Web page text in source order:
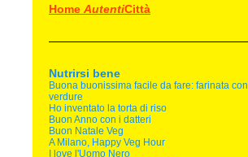
Home AutentiCittà
Nutrirsi bene
Buona buonissima facile da fare: farinata con
verdure
Ho inventato la torta di riso
Buon Anno con i datteri
Buon Natale Veg
A Milano, Happy Veg Hour
I love l'Uomo Nero